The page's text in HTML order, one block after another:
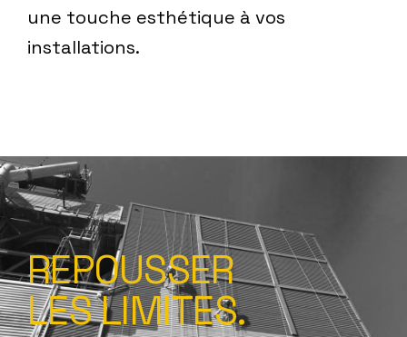
une touche esthétique à vos
installations.
REPOUSSER
LES LIMITES.